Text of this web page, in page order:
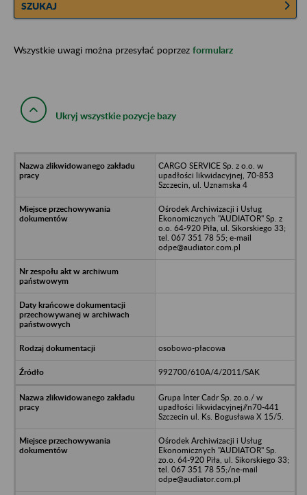
SZUKAJ
Wszystkie uwagi można przesyłać poprzez formularz
Ukryj wszystkie pozycje bazy
CARGO SERVICE Sp. z o.o. w
upadłości likwidacyjnej, 70-853
Szczecin, ul. Uznamska 4
Ośrodek Archiwizacji i Usług
Ekonomicznych "AUDIATOR" Sp. z
o.o. 64-920 Piła, ul. Sikorskiego 33;
tel. 067 351 78 55; e-mail
odpe@audiator.com.pl
osobowo-płacowa
992700/610A/4/2011/SAK
Grupa Inter Cadr Sp. zo.o./ w
upadłości likwidacyjnej//n70-441
Szczecin ul. Ks. Bogusława X 15/5.
Ośrodek Archiwizacji i Usług
Ekonomicznych "AUDIATOR" Sp.
zo.o. 64-920 Piła, ul. Sikorskiego 33;
tel. 067 351 78 55;/ne-mail
odpe@audiator.com.pl